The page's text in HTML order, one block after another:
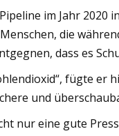
im Jahr
die
dass es
fügte er
und
nur eine gute